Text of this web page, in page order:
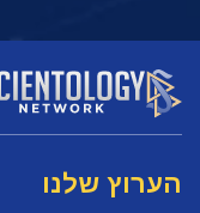
הערוץ שלנו